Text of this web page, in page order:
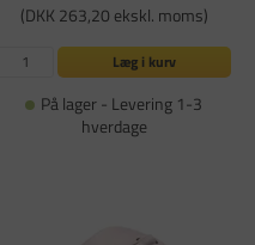
(DKK 263,20 ekskl. moms)
Læg i kurv
På lager - Levering 1-3
hverdage